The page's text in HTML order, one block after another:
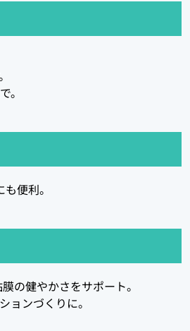
。
便利。
の健やかさをサポート。
ョンづくりに。